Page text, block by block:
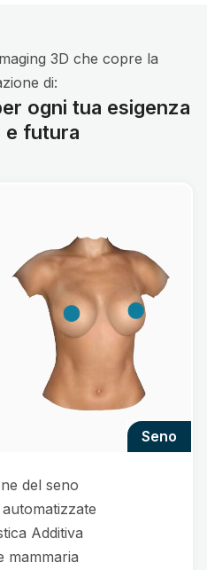
3D che copre la
di:
ogni tua esigenza
e futura
seno
del seno
Additiva
mammaria